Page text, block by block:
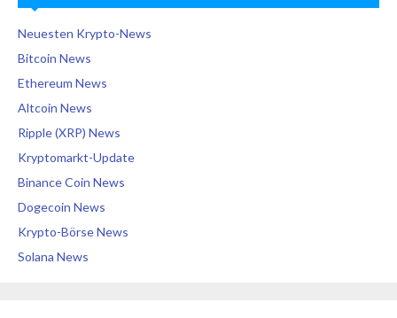
Neuesten Krypto-News
Bitcoin News
Ethereum News
Altcoin News
Ripple (XRP) News
Kryptomarkt-Update
Binance Coin News
Dogecoin News
Krypto-Börse News
Solana News